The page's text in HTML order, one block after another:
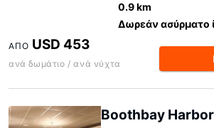
0.9 km
Δωρεάν ασύρματο
ΑΠΌ USD 453
ανά δωμάτιο / ανά νύχτα
Boothbay